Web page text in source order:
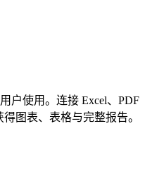
户使用。连接 Excel、PDF
图表、表格与完整报告。